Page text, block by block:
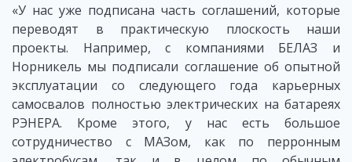
«У нас уже подписана часть соглашений, которые
переводят в практическую плоскость наши
проекты. Например, с компаниями БЕЛАЗ и
Норникель мы подписали соглашение об опытной
эксплуатации со следующего года карьерных
самосвалов полностью электрических на батареях
РЭНЕРА. Кроме этого, у нас есть большое
сотрудничество с МАЗом, как по перронным